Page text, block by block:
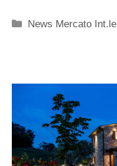
Categorie
News Mercato Int.le